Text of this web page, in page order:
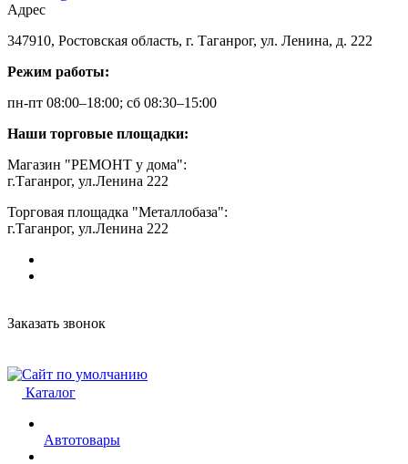
Адрес
347910, Ростовская область, г. Таганрог, ул. Ленина, д. 222
Режим работы:
пн-пт 08:00–18:00; сб 08:30–15:00
Наши торговые площадки:
Магазин "РЕМОНТ у дома":
г.Таганрог, ул.Ленина 222
Торговая площадка "Металлобаза":
г.Таганрог, ул.Ленина 222
Заказать звонок
Каталог
Автотовары